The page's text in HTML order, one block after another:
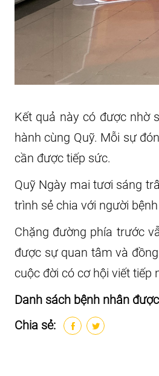
Kết quả này có được nhờ
hành cùng Quỹ. Mỗi sự
cần được tiếp sức.
Quỹ Ngày mai tươi sáng
trình sẻ chia với người
Chặng đường phía trước
được sự quan tâm và
cuộc đời có cơ hội viết tiếp
Danh sách bệnh nhân
Chia sẻ: